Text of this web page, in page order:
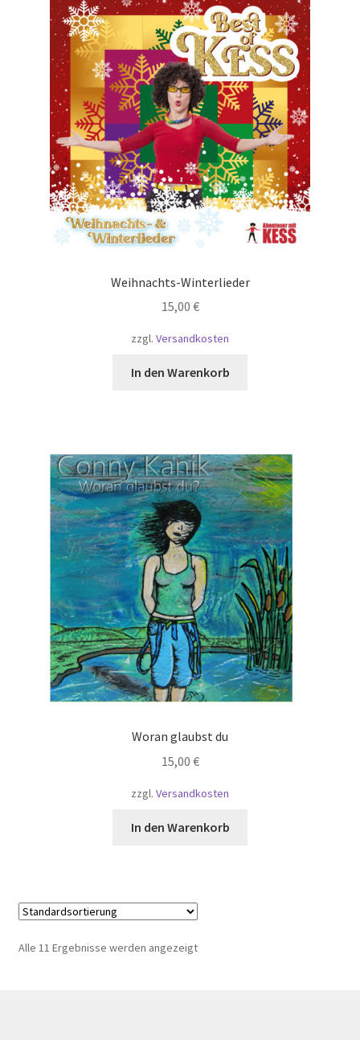
Weihnachts-Winterlieder
15,00 €
zzgl. Versandkosten
In den Warenkorb
Woran glaubst du
15,00 €
zzgl. Versandkosten
In den Warenkorb
Alle 11 Ergebnisse werden angezeigt